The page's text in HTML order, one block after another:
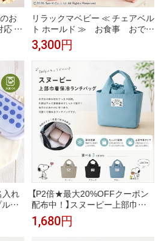
お
ベ
稚
リラックマベビー ≪ チェアベル
ト ホールド ≫ お食事 おでか
け 離乳食 完了食 ご飯 ベ
ルト 食事 補助ベルト 食事
補助 ランチ 子連れ
3,300円
入れ
な
ク
ビ
【P2倍★最大20%OFFクーポン
配布中！】スヌーピー上部巾
着 保冷バック 小さめ ラン
チバック 保冷 保温 キャラ
1,680円